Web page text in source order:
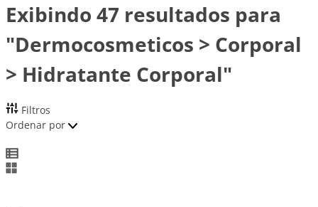
Exibindo 47 resultados para
"Dermocosmeticos > Corporal
> Hidratante Corporal"
Filtros
Ordenar por